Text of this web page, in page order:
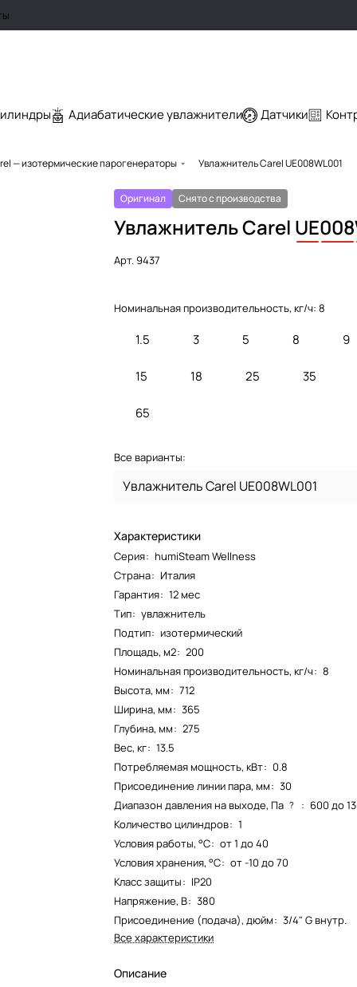
Адиабатические увлажнители Датчики
— изотермические парогенераторы Увлажнитель Carel UE008WL001
Оригинал Снято с производства
Увлажнитель Carel UE008
Арт.9437
Номинальная производительность, кг/ч:8
1.5 3 5 8 9
15 18 25 35
65
Все варианты:
Увлажнитель Carel UE008WL001
Характеристики
Серия: humiSteam Wellness
Страна: Италия
Гарантия: 12 мес
Тип: увлажнитель
Подтип: изотермический
Площадь, м2: 200
Номинальная производительность, кг/ч: 8
Высота, мм: 712
Ширина, мм: 365
Глубина, мм: 275
Вес, кг: 13.5
Потребляемая мощность, кВт: 0.8
Присоединение линии пара, мм: 30
Диапазон давления на выходе, Па ? : 600 до
Количество цилиндров: 1
Условия работы, °С: от 1 до 40
Условия хранения, °С: от -10 до 70
Класс защиты: IP20
Напряжение, В: 380
Присоединение (подача), дюйм: 3/4" G внутр.
Все характеристики
Описание